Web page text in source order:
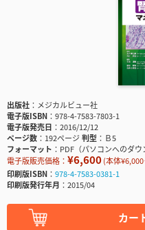
出版社
メジカルビュー社
電子版ISBN
978-4-7583-7803-1
電子版発売日
2016/12/12
ページ数
192ページ判型
Ｂ5
フォーマット
PDF（パソコンへのダウ
電子版販売価格： ¥6,600(本体
印刷版ISBN
978-4-7583-0381-1
印刷版発行年月
2015/04
カー